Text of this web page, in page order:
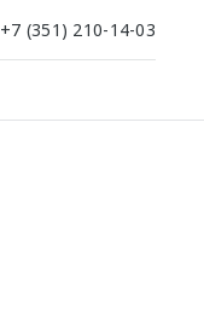
+7 (351) 210-14-03